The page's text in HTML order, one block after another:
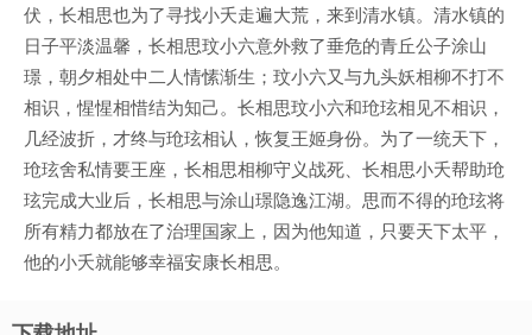
伏，长相思也为了寻找小夭走遍大荒，来到清水镇。清水镇的
日子平淡温馨，长相思玟小六意外救了垂危的青丘公子涂山
璟，朝夕相处中二人情愫渐生；玟小六又与九头妖相柳不打不
相识，惺惺相惜结为知己。长相思玟小六和玱玹相见不相识，
几经波折，才终与玱玹相认，恢复王姬身份。为了一统天下，
玱玹舍私情要王座，长相思相柳守义战死、长相思小夭帮助玱
玹完成大业后，长相思与涂山璟隐逸江湖。思而不得的玱玹将
所有精力都放在了治理国家上，因为他知道，只要天下太平，
他的小夭就能够幸福安康长相思。